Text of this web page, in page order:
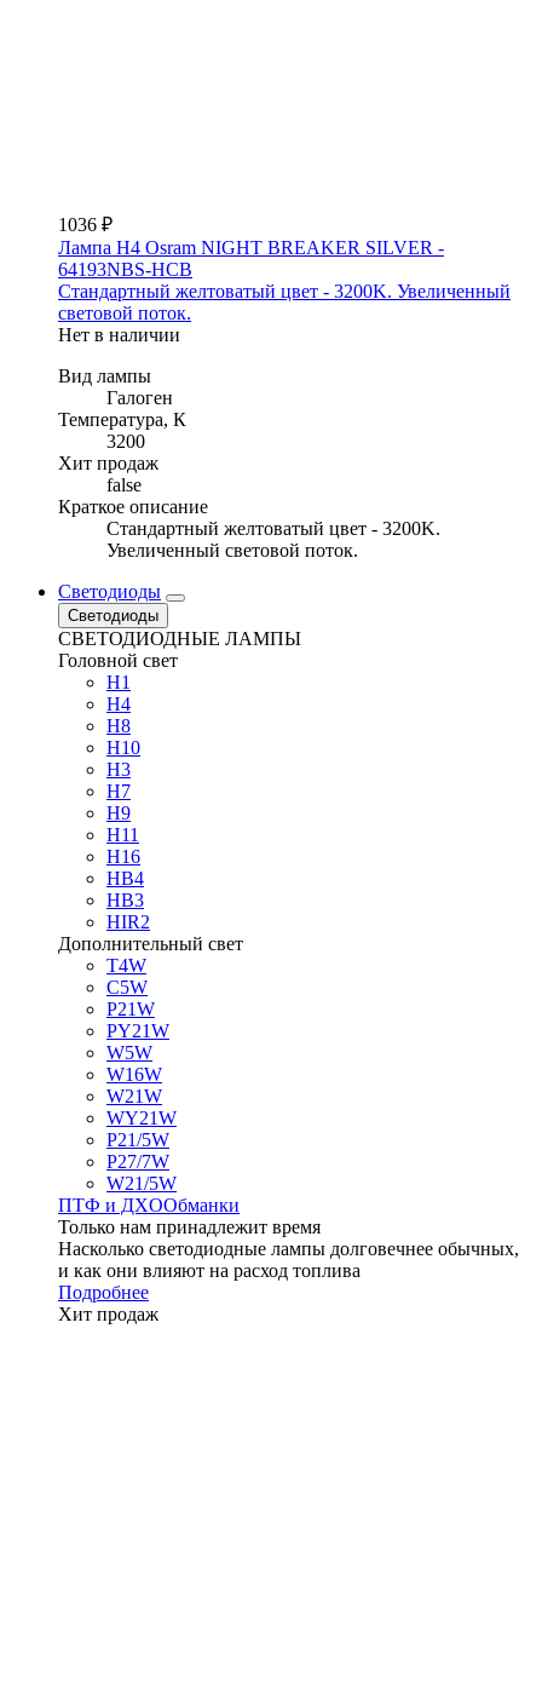
1036 ₽
Лампа H4 Osram NIGHT BREAKER SILVER -
64193NBS-HCB
Стандартный желтоватый цвет - 3200K. Увеличенный
световой поток.
Нет в наличии
Вид лампы
Галоген
Температура, К
3200
Хит продаж
false
Краткое описание
Стандартный желтоватый цвет - 3200K.
Увеличенный световой поток.
Светодиоды
Светодиоды
СВЕТОДИОДНЫЕ ЛАМПЫ
Головной свет
H1
H4
H8
H10
H3
H7
H9
H11
H16
HB4
HB3
HIR2
Дополнительный свет
T4W
C5W
P21W
PY21W
W5W
W16W
W21W
WY21W
P21/5W
P27/7W
W21/5W
ПТФ и ДXООбманки
Только нам принадлежит время
Насколько светодиодные лампы долговечнее обычных,
и как они влияют на расход топлива
Подробнее
Хит продаж